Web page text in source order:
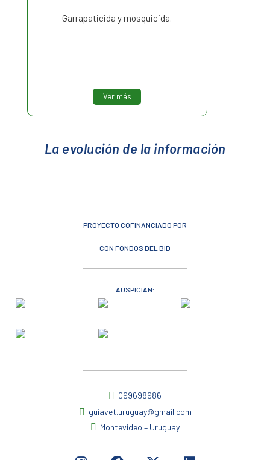
Garrapaticida y mosquicida.
Ver más
La evolución de la información
PROYECTO COFINANCIADO POR
CON FONDOS DEL BID
AUSPICIAN:
099698986
guiavet.uruguay@gmail.com
Montevideo – Uruguay